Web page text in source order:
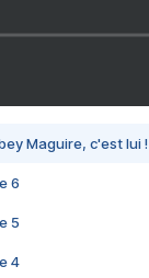
Maguire, c'est lui
6
5
4